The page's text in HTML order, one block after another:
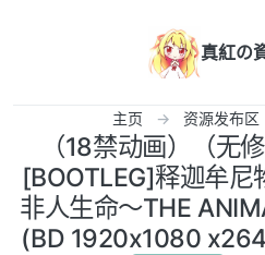
真紅の
主页 资源发布区
（18禁动画）（无修
[BOOTLEG]释迦牟尼
非人生命～THE
(BD 1920x1080